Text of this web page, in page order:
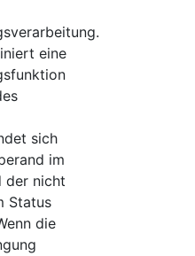
eine
sich
im
der nicht
Status
die